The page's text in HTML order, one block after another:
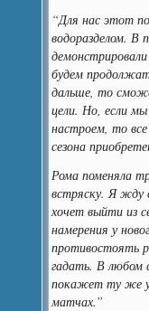
“Для нас этот
водоразделом. В
будем
дальше, то
цели. Но, если
настроем, то
сезона
Рома поменяла
встряску. Я жду
хочет выйти из
намерения у
противостоять
гадать. В любом
покажет ту же
матчах.”